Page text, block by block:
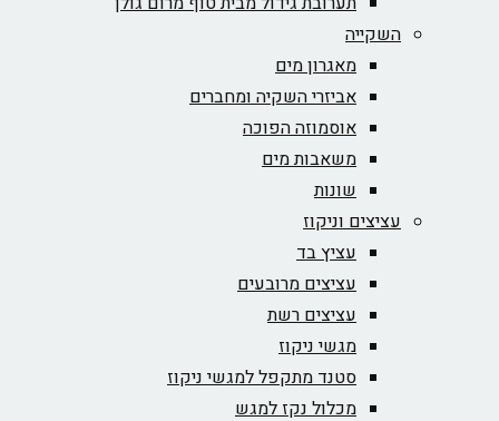
השקייה
מאגרון מים
אביזרי השקיה ומחברים
אוסמוזה הפוכה
משאבות מים
שונות
עציצים וניקוז
עציץ בד
עציצים מרובעים
עציצים רשת
מגשי ניקוז
סטנד מתקפל למגשי ניקוז
מכלול נקז למגש